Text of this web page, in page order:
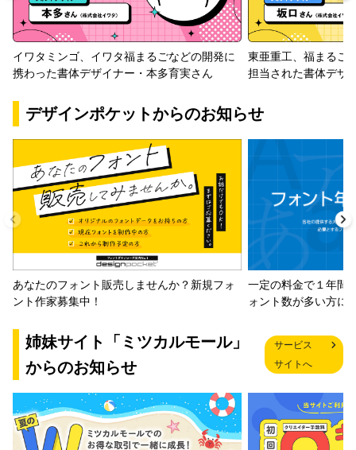
イワタミンゴ、イワタ福まるごなどの開発に
携わった書体デザイナー・本多育実さん
東亜重工、福まるご
担当された書体デザ
デザインポケットからのお知らせ
あなたのフォント販売しませんか？新規フォ
ント作家募集中！
一定の料金で１年間
ォント数が多い方に
姉妹サイト「ミツカルモール」
からのお知らせ
サービス
サイトへ